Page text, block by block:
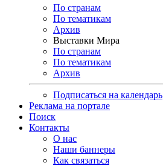
По странам
По тематикам
Архив
Выставки Мира
По странам
По тематикам
Архив
Подписаться на календарь
Реклама на портале
Поиск
Контакты
О нас
Наши баннеры
Как связаться